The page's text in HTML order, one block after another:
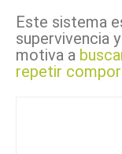
Este sistema
supervivencia
motiva a
repetir